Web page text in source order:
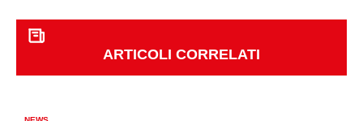
ARTICOLI CORRELATI